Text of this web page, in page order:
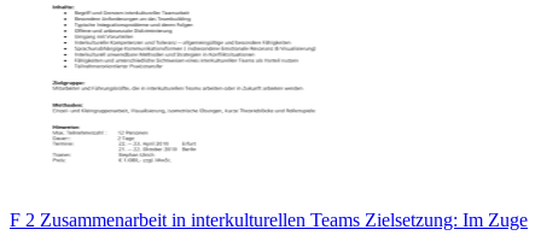
F 2 Zusammenarbeit in interkulturellen Teams Zielsetzung: Im Zuge